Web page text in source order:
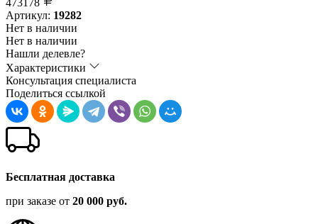
Артикул: 19282
Нет в наличии
Нет в наличии
Нашли делевле?
Характеристики
Консультация специалиста
Поделиться ссылкой
Бесплатная доставка
при заказе от 20 000 руб.